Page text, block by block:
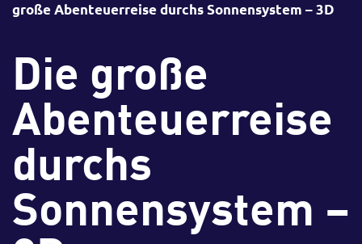
große Abenteuerreise durchs Sonnensystem – 3D
Die große
Abenteuerreise
durchs
Sonnensystem –